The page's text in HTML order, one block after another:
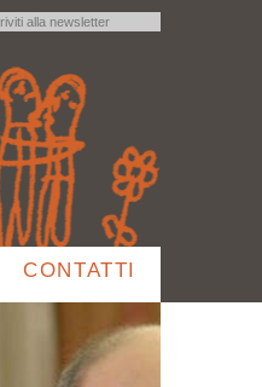
CONTATTI